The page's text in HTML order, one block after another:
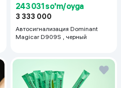
243 031 so'm/oyga
3 333 000
Автосигнализация Dominant
Magicar D909S , черный